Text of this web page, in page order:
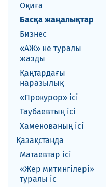
Оқиға
Басқа жаңалықтар
Бизнес
«АЖ» не туралы
жазды
Қаңтардағы
наразылық
«Прокурор» ісі
Таубаевтың ісі
Хаменованың ісі
Қазақстанда
Матаевтар ici
«Жер митингілері»
туралы іс